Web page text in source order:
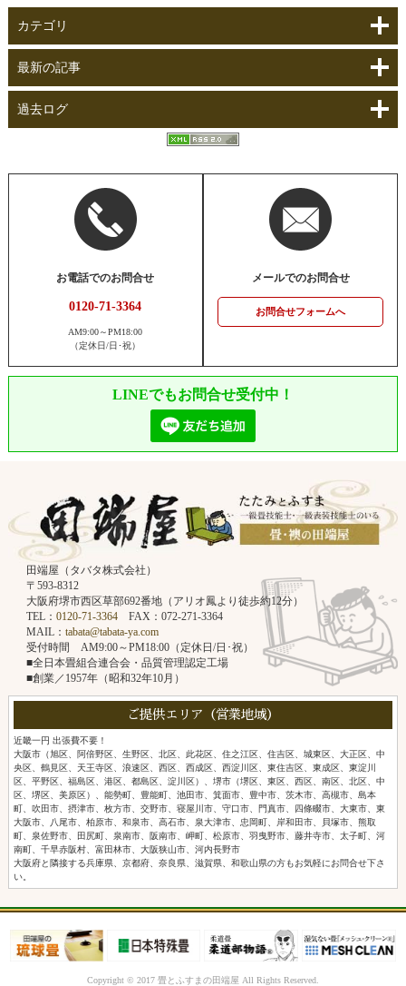
カテゴリ
最新の記事
過去ログ
お電話でのお問合せ
0120-71-3364
AM9:00～PM18:00
（定休日/日･祝）
メールでのお問合せ
お問合せフォームへ
LINEでもお問合せ受付中！
田端屋（タバタ株式会社）
〒593-8312
大阪府堺市西区草部692番地（アリオ鳳より徒歩約12分）
TEL： 0120-71-3364FAX：072-271-3364
MAIL： tabata@tabata-ya.com
受付時間 AM9:00～PM18:00（定休日/日･祝）
■全日本畳組合連合会・品質管理認定工場
■創業／1957年（昭和32年10月）
ご提供エリア（営業地域）
近畿一円 出張費不要！
大阪市（旭区、阿倍野区、生野区、北区、此花区、住之江区、住吉区、城東区、大正区、中
央区、鶴見区、天王寺区、浪速区、西区、西成区、西淀川区、東住吉区、東成区、東淀川
区、平野区、福島区、港区、都島区、淀川区）、堺市（堺区、東区、西区、南区、北区、中
区、堺区、美原区）、能勢町、豊能町、池田市、箕面市、豊中市、茨木市、高槻市、島本
町、吹田市、摂津市、枚方市、交野市、寝屋川市、守口市、門真市、四條畷市、大東市、東
大阪市、八尾市、柏原市、和泉市、高石市、泉大津市、忠岡町、岸和田市、貝塚市、熊取
町、泉佐野市、田尻町、泉南市、阪南市、岬町、松原市、羽曳野市、藤井寺市、太子町、河
南町、千早赤阪村、富田林市、大阪狭山市、河内長野市
大阪府と隣接する兵庫県、京都府、奈良県、滋賀県、和歌山県の方もお気軽にお問合せ下さ
い。
Copyright © 2017 畳とふすまの田端屋 All Rights Reserved.